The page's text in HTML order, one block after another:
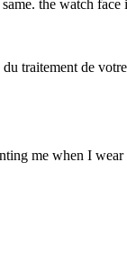
the watch
traitement de
me when I wear